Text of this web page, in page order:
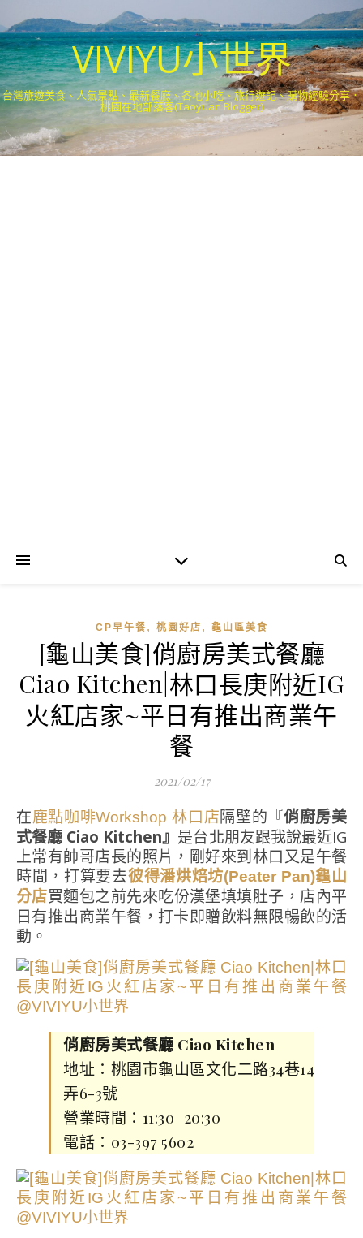
VIVIYU小世界
台灣旅遊美食、人氣景點、最新餐廳、各地小吃、旅行遊記、購物經驗分享．
桃園在地部落客(Taoyuan Blogger)
CP早午餐 , 桃園好店 , 龜山區美食
[龜山美食]俏廚房美式餐廳
Ciao Kitchen|林口長庚附近IG
火紅店家~平日有推出商業午
餐
2021/02/17
在鹿點咖啡Workshop 林口店隔壁的『俏廚房美
式餐廳 Ciao Kitchen』 是台北朋友跟我說最近IG
上常有帥哥店長的照片，剛好來到林口又是午餐
時間，打算要去彼得潘烘焙坊(Peater Pan)龜山
分店買麵包之前先來吃份漢堡填填肚子，店內平
日有推出商業午餐，打卡即贈飲料無限暢飲的活
動。
俏廚房美式餐廳 Ciao Kitchen
地址：桃園市龜山區文化二路34巷14
弄6-3號
營業時間：11:30–20:30
電話：03-397 5602